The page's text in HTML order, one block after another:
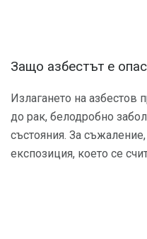
Защо азбестът е
Излагането на
до рак, белодробно
състояния. За
експозиция, което се